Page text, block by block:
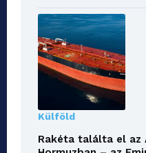
Külföld
Rakéta találta el az